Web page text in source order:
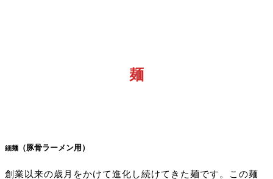
麺
細麺 （豚骨ラーメン用）
創業以来の歳月をかけて進化し続けてきた麺です。この麺